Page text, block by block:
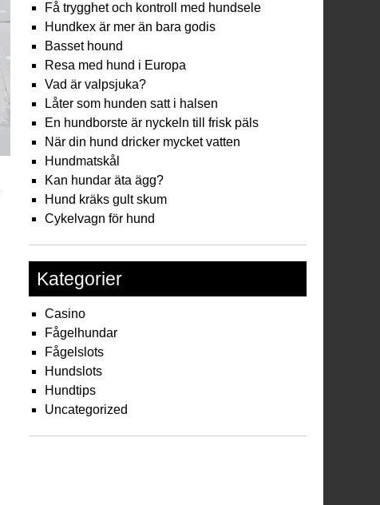
Få trygghet och kontroll med hundsele
Hundkex är mer än bara godis
Basset hound
Resa med hund i Europa
Vad är valpsjuka?
Låter som hunden satt i halsen
En hundborste är nyckeln till frisk päls
När din hund dricker mycket vatten
Hundmatskål
Kan hundar äta ägg?
Hund kräks gult skum
Cykelvagn för hund
Kategorier
Casino
Fågelhundar
Fågelslots
Hundslots
Hundtips
Uncategorized